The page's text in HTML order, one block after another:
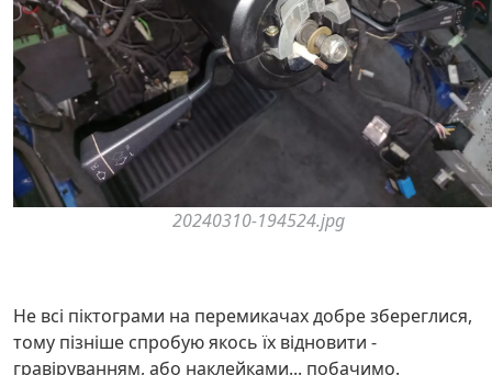
20240310-194524.jpg
Не всі піктограми на перемикачах добре збереглися,
тому пізніше спробую якось їх відновити -
гравіруванням, або наклейками... побачимо.